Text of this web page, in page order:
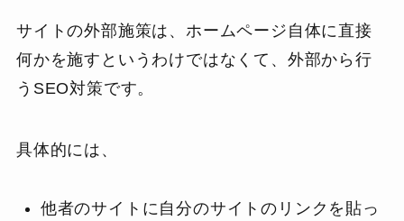
サイトの外部施策は、ホームページ自体に直接
何かを施すというわけではなくて、外部から行
うSEO対策です。
具体的には、
他者のサイトに自分のサイトのリンクを貼っ